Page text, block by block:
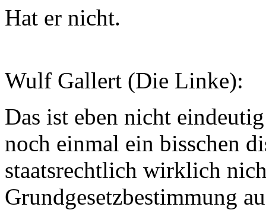
Hat er nicht.
Wulf Gallert (Die Linke):
Das ist eben nicht
noch einmal ein bisschen
staatsrechtlich wirklich
Grundgesetzbestimmung